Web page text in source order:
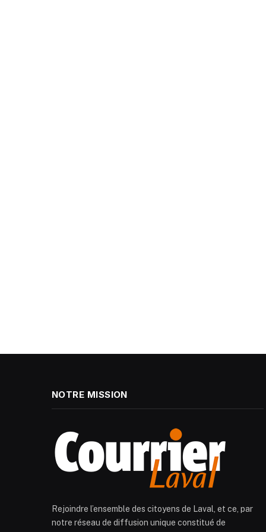
NOTRE MISSION
Rejoindre l’ensemble des citoyens de Laval, et ce, par
notre réseau de diffusion unique constitué de